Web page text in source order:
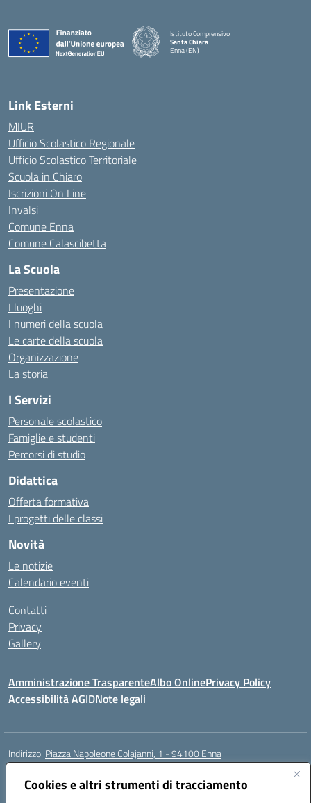
Cookies e altri strumenti di tracciamento
Istituto Comprensivo
Santa Chiara
Enna (EN)
Link Esterni
MIUR
Ufficio Scolastico Regionale
Ufficio Scolastico Territoriale
Scuola in Chiaro
Iscrizioni On Line
Invalsi
Comune Enna
Comune Calascibetta
La Scuola
Presentazione
I luoghi
I numeri della scuola
Le carte della scuola
Organizzazione
La storia
I Servizi
Personale scolastico
Famiglie e studenti
Percorsi di studio
Didattica
Offerta formativa
I progetti delle classi
Novità
Le notizie
Calendario eventi
Contatti
Privacy
Gallery
Amministrazione TrasparenteAlbo OnlinePrivacy Policy
Accessibilità AGIDNote legali
Indirizzo: Piazza Napoleone Colajanni, 1 - 94100 Enna
Centralino:
Posta elettronica certificata (PEC):enic81500a@pec.istruzione.it